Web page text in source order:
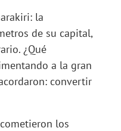
la
de su capital,
¿Qué
a la gran
convertir
los